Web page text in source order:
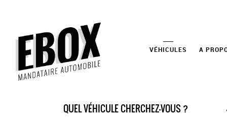
VÉHICULES A
QUEL VÉHICULE CHERCHEZ-VOUS ?